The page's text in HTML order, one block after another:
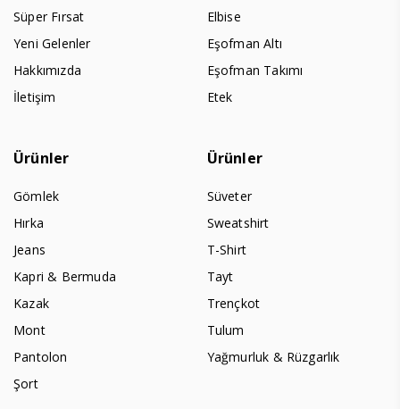
Süper Fırsat
Yeni Gelenler
Hakkımızda
İletişim
Elbise
Eşofman Altı
Eşofman Takımı
Etek
Ürünler
Gömlek
Hırka
Jeans
Kapri & Bermuda
Kazak
Mont
Pantolon
Şort
Ürünler
Süveter
Sweatshirt
T-Shirt
Tayt
Trençkot
Tulum
Yağmurluk & Rüzgarlık